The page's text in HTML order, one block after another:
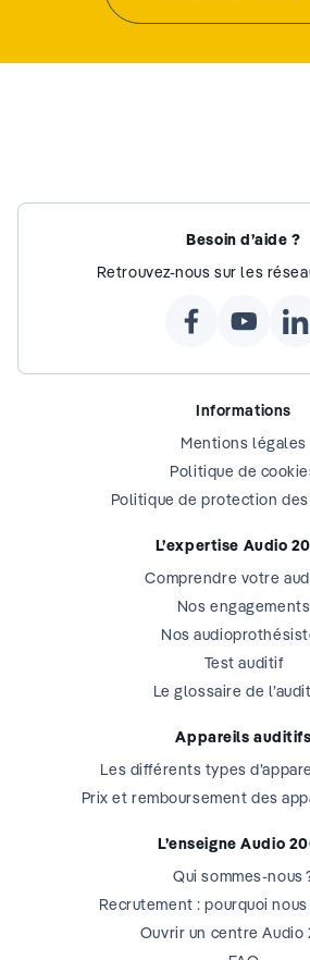
Besoin d’aide ?
Retrouvez-nous sur les
Informations
Mentions légales
Politique de
Politique de protection
L’expertise Audio
Comprendre votre
Nos engagements
Nos
Test auditif
Le glossaire de
Appareils auditifs
Les différents types
Prix et remboursement des
L’enseigne Audio
Qui sommes-nous
Recrutement : pourquoi
Ouvrir un centre Audio